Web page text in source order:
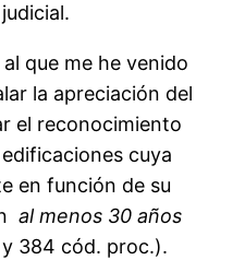
que me he venido
la apreciación del
el reconocimiento
cuya
en función de su
al menos 30 años
384 cód. proc.).